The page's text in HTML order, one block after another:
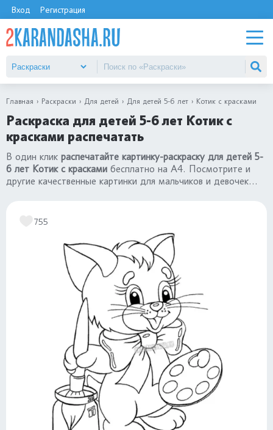
Вход Регистрация
Главная Раскраски Для детей Для детей 5-6 лет Котик с красками
Раскраска для детей 5-6 лет Котик с
красками распечатать
В один клик распечатайте картинку-раскраску для детей 5-
6 лет Котик с красками бесплатно на А4. Посмотрите и
другие качественные картинки для мальчиков и девочек
755